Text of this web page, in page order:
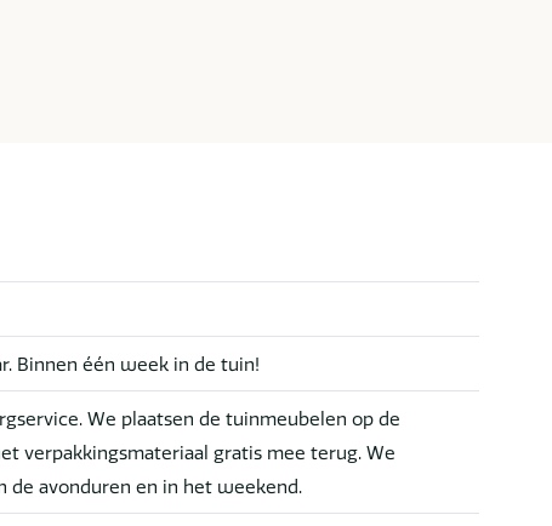
Binnen één week in de tuin!
We plaatsen de tuinmeubelen op de
verpakkingsmateriaal gratis mee terug. We
de avonduren en in het weekend.